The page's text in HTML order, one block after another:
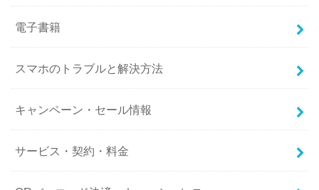
電子書籍
スマホのトラブルと解決方法
キャンペーン・セール情報
サービス・契約・料金